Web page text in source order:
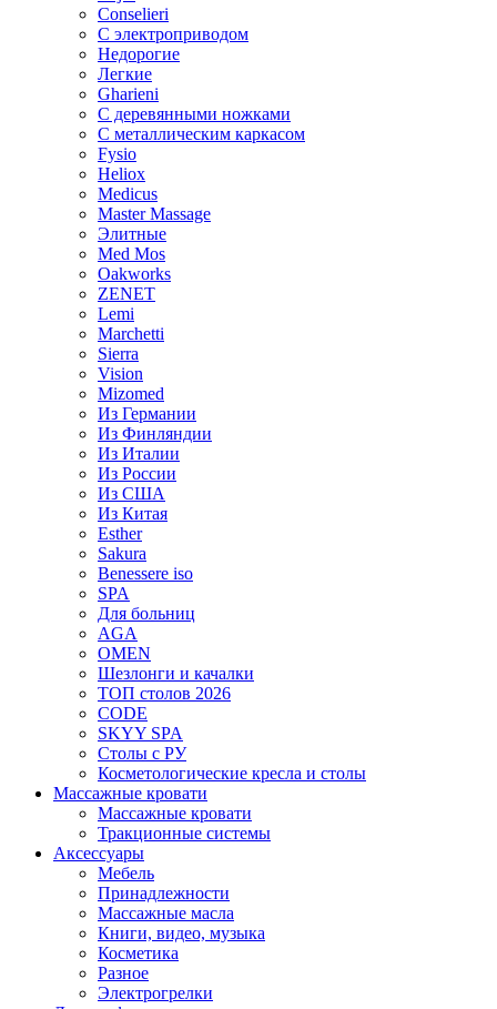
Conselieri
С электроприводом
Недорогие
Легкие
Gharieni
С деревянными ножками
С металлическим каркасом
Fysio
Heliox
Medicus
Master Massage
Элитные
Med Mos
Oakworks
ZENET
Lemi
Marchetti
Sierra
Vision
Mizomed
Из Германии
Из Финляндии
Из Италии
Из России
Из США
Из Китая
Esther
Sakura
Benessere iso
SPA
Для больниц
AGA
OMEN
Шезлонги и качалки
ТОП столов 2026
CODE
SKYY SPA
Столы с РУ
Косметологические кресла и столы
Массажные кровати
Массажные кровати
Тракционные системы
Аксессуары
Мебель
Принадлежности
Массажные масла
Книги, видео, музыка
Косметика
Разное
Электрогрелки